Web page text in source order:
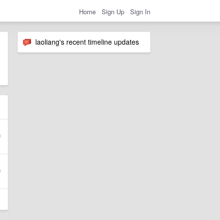
Home Sign Up Sign In
laoliang's recent timeline updates